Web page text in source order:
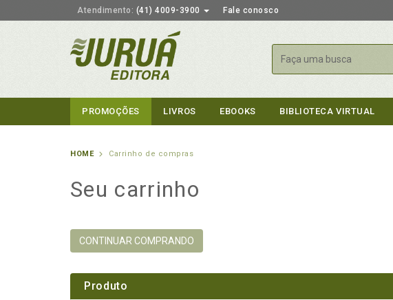
Atendimento: (41) 4009-3900 Fale conosco
Buscar
PROMOÇÕES LIVROS EBOOKS BIBLIOTECA VIRTUAL
HOME Carrinho de compras
Seu carrinho
CONTINUAR COMPRANDO
Produto